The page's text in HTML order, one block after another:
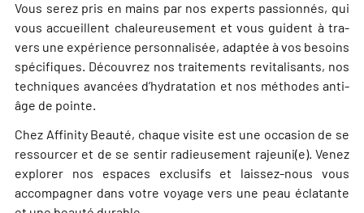
Vous serez pris en mains par nos experts pas­sion­nés, qui
vous accueillent cha­leu­reu­se­ment et vous guident à tra­
vers une expé­rience per­son­na­li­sée, adap­tée à vos besoins
spé­ci­fiques. Découvrez nos trai­te­ments revi­ta­li­sants, nos
tech­niques avan­cées d’hydratation et nos méthodes anti-
âge de pointe.
Chez Affinity Beauté, chaque visite est une occa­sion de se
res­sour­cer et de se sen­tir radieu­se­ment rajeuni(e). Venez
explo­rer nos espaces exclu­sifs et laissez-nous vous
accom­pa­gner dans votre voyage vers une peau écla­tante